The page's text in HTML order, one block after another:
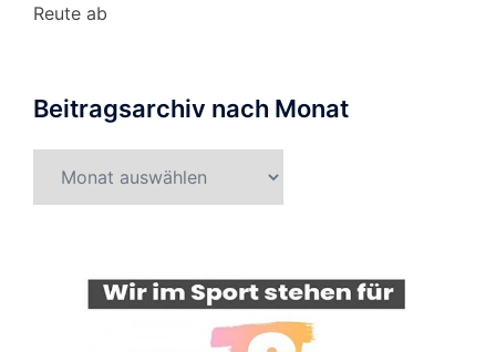
Reute ab
Beitragsarchiv nach Monat
nach